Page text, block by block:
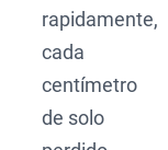
rapidamente,
cada
centímetro
de solo